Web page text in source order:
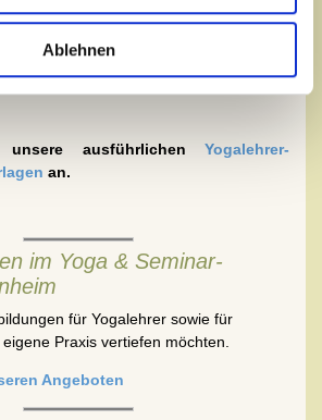
Ablehnen
und Geist sowie die philosophischen
vertiefen oder selbst unterrichten
ausführlichen Yogalehrer-
an.
im Yoga & Seminar-
für Yogalehrer sowie für
Praxis vertiefen möchten.
Angeboten